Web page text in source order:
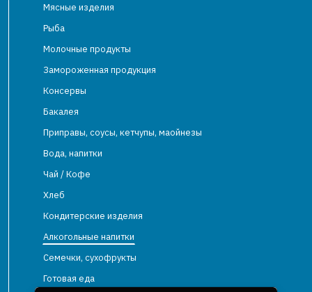
Мясные изделия
Рыба
Молочные продукты
Замороженная продукция
Консервы
Бакалея
Приправы, соусы, кетчупы, маойнезы
Вода, напитки
Чай / Кофе
Хлеб
Кондитерские изделия
Алкогольные напитки
Семечки, сухофрукты
Готовая еда